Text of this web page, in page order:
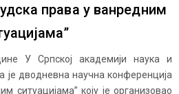
права у ванредним
У Српској академији наука и
дводневна научна конференција
ситуацијама” коју је организовао